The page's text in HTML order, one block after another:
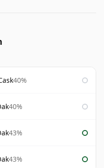
40%
40%
43%
43%